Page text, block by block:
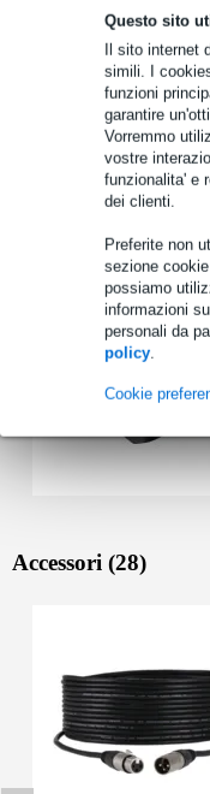
Questo sito
Il sito
simili. I
funzioni
garantire
Vorremmo
vostre
funzionalita' e
dei clienti.
Preferite non
sezione
possiamo
informazioni
personali da
policy.
Cookie
uscita principale: 2x
cuffie: jack 6,3 mm
alimentazione
DI su 1 e 2, linea/pad
Specifiche complete
Accessori (28)